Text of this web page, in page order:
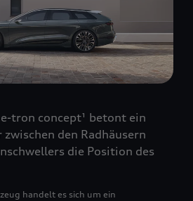
tron concept¹ betont ein
den Radhäusern
die Position des
handelt es sich um ein